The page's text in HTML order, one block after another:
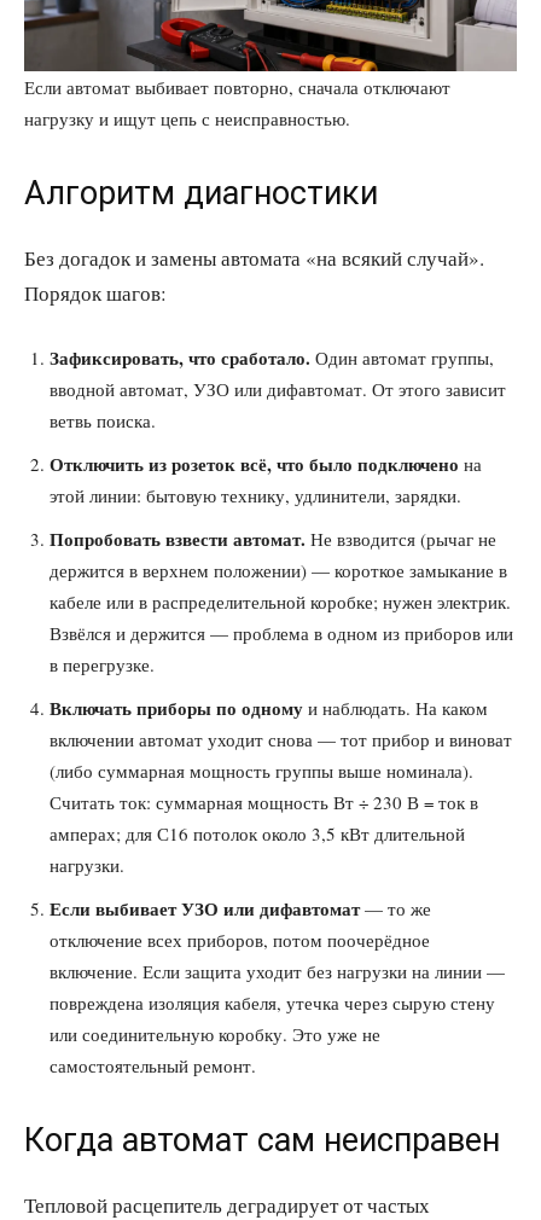
Если автомат выбивает повторно, сначала отключают
нагрузку и ищут цепь с неисправностью.
Алгоритм диагностики
Без догадок и замены автомата «на всякий случай».
Порядок шагов:
Зафиксировать, что сработало. Один автомат группы,
вводной автомат, УЗО или дифавтомат. От этого зависит
ветвь поиска.
Отключить из розеток всё, что было подключено на
этой линии: бытовую технику, удлинители, зарядки.
Попробовать взвести автомат. Не взводится (рычаг не
держится в верхнем положении) — короткое замыкание в
кабеле или в распределительной коробке; нужен электрик.
Взвёлся и держится — проблема в одном из приборов или
в перегрузке.
Включать приборы по одному и наблюдать. На каком
включении автомат уходит снова — тот прибор и виноват
(либо суммарная мощность группы выше номинала).
Считать ток: суммарная мощность Вт ÷ 230 В = ток в
амперах; для С16 потолок около 3,5 кВт длительной
нагрузки.
Если выбивает УЗО или дифавтомат— то же
отключение всех приборов, потом поочерёдное
включение. Если защита уходит без нагрузки на линии —
повреждена изоляция кабеля, утечка через сырую стену
или соединительную коробку. Это уже не
самостоятельный ремонт.
Когда автомат сам неисправен
Тепловой расцепитель деградирует от частых